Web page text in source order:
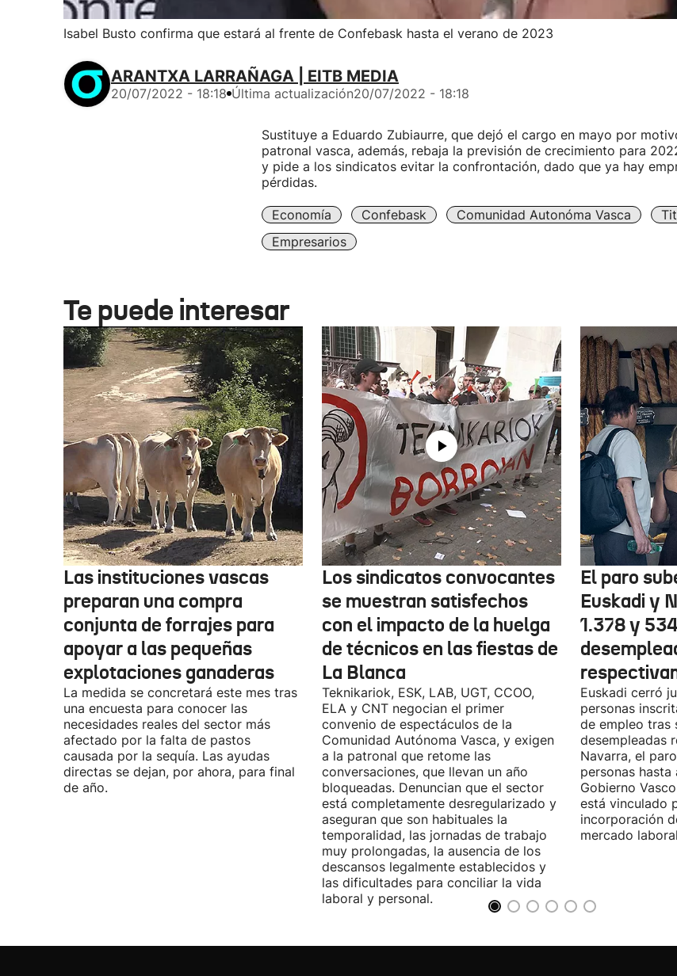
Isabel Busto confirma que estará al frente de Confebask hasta el verano de 2023
ARANTXA LARRAÑAGA | EITB MEDIA
20/07/2022 - 18:18 Última actualización20/07/2022 - 18:18
Sustituye a Eduardo Zubiaurre, que dejó el cargo en mayo por
patronal vasca, además, rebaja la previsión de crecimiento para
y pide a los sindicatos evitar la confrontación, dado que ya hay
pérdidas.
Economía Confebask Comunidad Autonóma Vasca
Empresarios
Te puede interesar
Las instituciones vascas
preparan una compra
conjunta de forrajes para
apoyar a las pequeñas
explotaciones ganaderas
La medida se concretará este mes tras
una encuesta para conocer las
necesidades reales del sector más
afectado por la falta de pastos
causada por la sequía. Las ayudas
directas se dejan, por ahora, para final
de año.
Los sindicatos convocantes
se muestran satisfechos
con el impacto de la huelga
de técnicos en las fiestas de
La Blanca
Teknikariok, ESK, LAB, UGT, CCOO,
ELA y CNT negocian el primer
convenio de espectáculos de la
Comunidad Autónoma Vasca, y exigen
a la patronal que retome las
conversaciones, que llevan un año
bloqueadas. Denuncian que el sector
está completamente desregularizado y
aseguran que son habituales la
temporalidad, las jornadas de trabajo
muy prolongadas, la ausencia de los
descansos legalmente establecidos y
las dificultades para conciliar la vida
laboral y personal.
El paro
Euskadi y
1.378 y
Euskadi cerró
personas
de empleo tras
desempleadas
Navarra, el
personas hasta
Gobierno
está vinculado
incorporación
mercado